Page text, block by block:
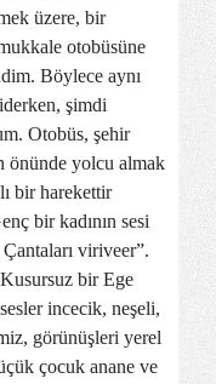
üzere, bir
otobüsüne
Böylece aynı
şimdi
Otobüs, şehir
önünde yolcu almak
bir harekettir
bir kadının sesi
viriveer”.
Kusursuz bir Ege
incecik, neşeli,
görünüşleri yerel
çocuk anane ve